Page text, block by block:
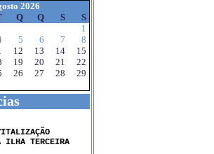
2026
Q Q S
S
1
5 6 7
8
12 13 14
15
19 20 21
22
26 27 28
29
ILHA TERCEIRA